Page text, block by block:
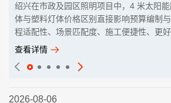
绍兴在市政及园区照明项目中，4 米太阳
体与塑料灯体价格区别直接影响预算编制
程适配性、场景匹配度、施工便捷性、更好
查看详情
2026-08-06